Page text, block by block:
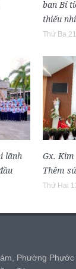
ban Bí
thiếu
Thứ Ba
lãnh
Gx.
Thêm
Thứ Hai
Phường Phước